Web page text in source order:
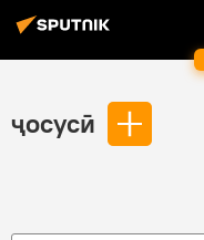
ҷосусӣ